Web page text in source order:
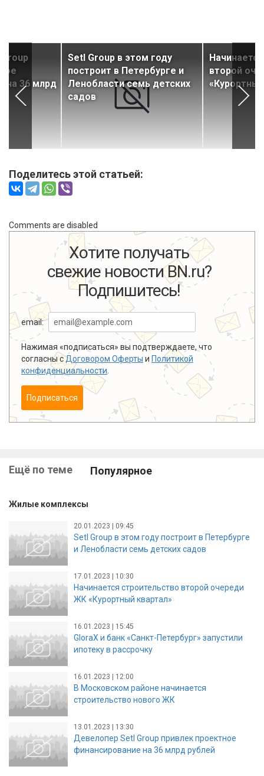
на 36 млрд
Setl Group в этом году
построит в Петербурге и
Ленобласти семь детских
садов
второй
Поделитесь этой статьей:
Comments are disabled
Хотите получать
свежие новости BN.ru?
Подпишитесь!
email:
Нажимая «подписаться» вы подтверждаете, что
согласны сДоговором Оферты и Политикой
конфиденциальности
Подписаться
Ещё по теме Популярное
Жилые комплексы
20.01.2023 | 09:45
Setl Group в этом году построит в Петербурге
и Ленобласти семь детских садов
17.01.2023 | 10:30
Начинается строительство второй очереди
ЖК «Курортный квартал»
16.01.2023 | 15:45
GloraX и банк «Санкт-Петербург» запустили
ипотеку в рассрочку
16.01.2023 | 12:00
В Московском районе начинается
строительство нового ЖК
13.01.2023 | 13:30
Девелопер Setl Group привлек проектное
финансирование на 36 млрд рублей